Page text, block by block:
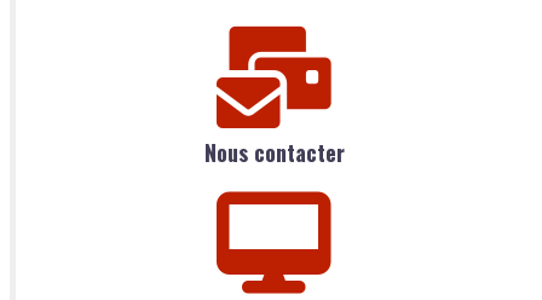
Nous contacter